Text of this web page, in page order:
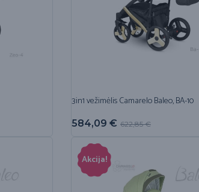
3in1 vežimėlis Camarelo Baleo, BA-10
622,85€
584,09 €
Akcija!